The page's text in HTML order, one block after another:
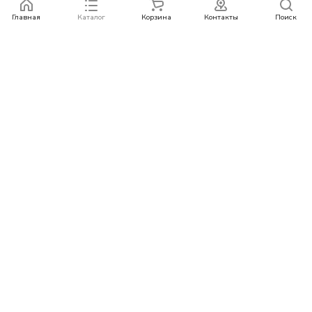
Главная Каталог Корзина Контакты Поиск